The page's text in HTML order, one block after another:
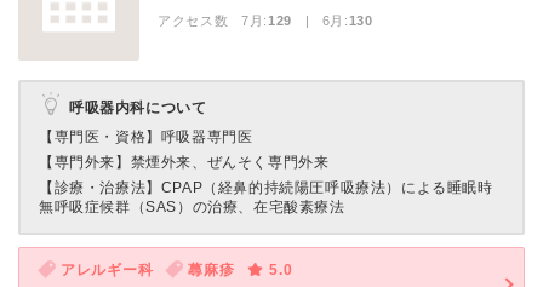
アクセス数 7月:129 | 6月:130
呼吸器内科について
【専門医・資格】 呼吸器専門医
【専門外来】 禁煙外来、ぜんそく専門外来
【診療・治療法】 CPAP（経鼻的持続陽圧呼吸療法）による睡眠時
無呼吸症候群（SAS）の治療、在宅酸素療法
アレルギー科 蕁麻疹
5.0